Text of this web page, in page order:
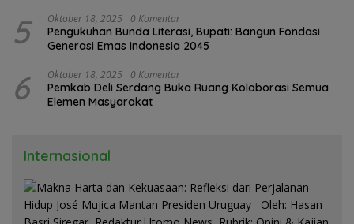
5 Oktober 18, 2025 0 Komentar
Pengukuhan Bunda Literasi, Bupati: Bangun Fondasi
Generasi Emas Indonesia 2045
6 Oktober 18, 2025 0 Komentar
Pemkab Deli Serdang Buka Ruang Kolaborasi Semua
Elemen Masyarakat
Internasional